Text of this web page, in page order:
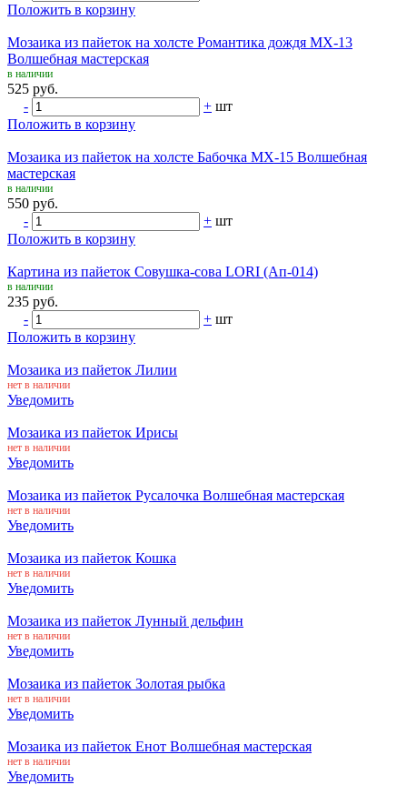
Положить в корзину
Мозаика из пайеток на холсте Романтика дождя МХ-13
Волшебная мастерская
в наличии
525 руб.
-
+ шт
Положить в корзину
Мозаика из пайеток на холсте Бабочка МХ-15 Волшебная
мастерская
в наличии
550 руб.
-
+ шт
Положить в корзину
Картина из пайеток Совушка-сова LORI (Ап-014)
в наличии
235 руб.
-
+ шт
Положить в корзину
Мозаика из пайеток Лилии
нет в наличии
Уведомить
Мозаика из пайеток Ирисы
нет в наличии
Уведомить
Мозаика из пайеток Русалочка Волшебная мастерская
нет в наличии
Уведомить
Мозаика из пайеток Кошка
нет в наличии
Уведомить
Мозаика из пайеток Лунный дельфин
нет в наличии
Уведомить
Мозаика из пайеток Золотая рыбка
нет в наличии
Уведомить
Мозаика из пайеток Енот Волшебная мастерская
нет в наличии
Уведомить